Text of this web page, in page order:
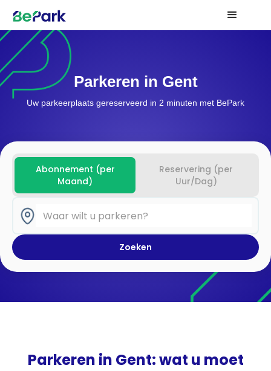
Parkeren in Gent
Uw parkeerplaats gereserveerd in 2 minuten met BePark
Abonnement (per
Maand)
Reservering (per
Uur/Dag)
Parkeren in Gent: wat u moet